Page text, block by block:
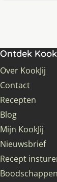
Ontdek
Over KookJij
Contact
Recepten
Blog
Mijn KookJij
Nieuwsbrief
Recept